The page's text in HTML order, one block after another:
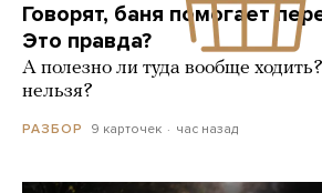
Говорят, баня помогает
Это правда?
А полезно ли туда вообще
нельзя?
РАЗБОР 9 карточек час назад